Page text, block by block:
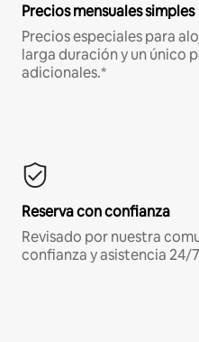
Precios mensuales simples
Precios especiales para
larga duración y un único
adicionales.*
Reserva con confianza
Revisado por nuestra
confianza y asistencia